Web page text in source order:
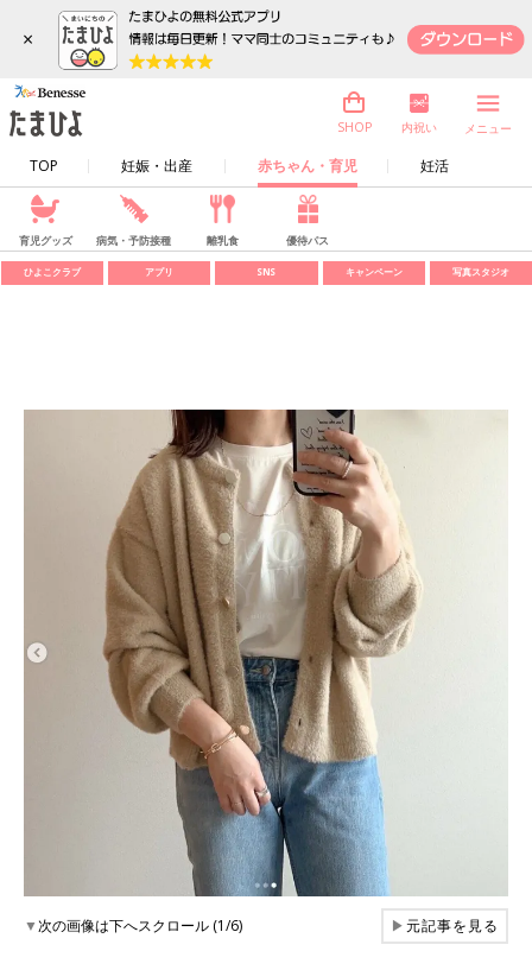
×
TOP 妊娠・出産 赤ちゃん・育児 妊活
SHOP 内祝い メニュー
育児グッズ 病気・予防接種 離乳食 優待パス
ひよこクラブ アプリ SNS キャンペーン 写真スタジオ
▼次の画像は下へスクロール (1/6) ▶元記事を見る